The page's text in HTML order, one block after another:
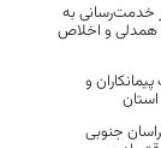
خدمت‌رسانی به
همدلی و اخلاص
و
جنوبی